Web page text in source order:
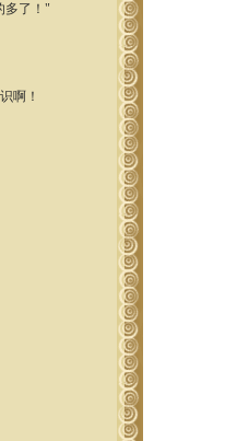
了！"
啊！